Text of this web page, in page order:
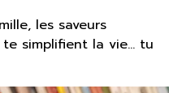
les saveurs
simplifient la vie… tu